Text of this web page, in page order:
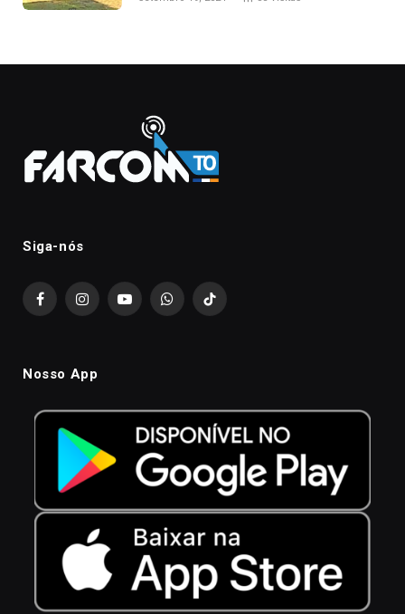
Siga-nós
FacebookInstagramYouTubeWhatsAppTikTok
Nosso App